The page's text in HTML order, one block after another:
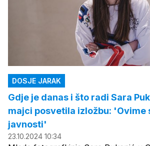
DOSJE JARAK
Gdje je danas i što radi Sara
majci posvetila izložbu: 'Ovime
javnosti'
23.10.2024 10:34